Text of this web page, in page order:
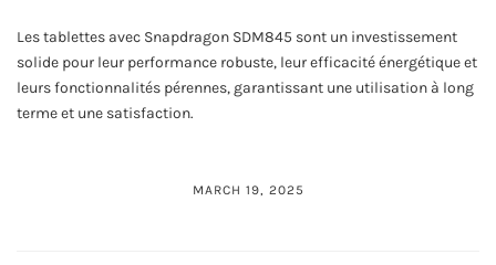
Les tablettes avec Snapdragon SDM845 sont un investissement
solide pour leur performance robuste, leur efficacité énergétique et
leurs fonctionnalités pérennes, garantissant une utilisation à long
terme et une satisfaction.
MARCH 19, 2025